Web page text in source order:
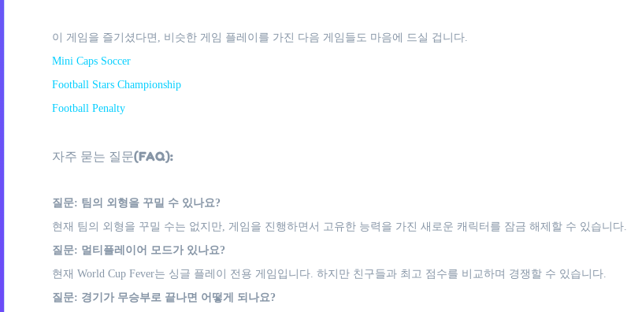
이 게임을 즐기셨다면, 비슷한 게임 플레이를 가진 다음 게임들도 마음에 드실 겁니다.
Mini Caps Soccer
Football Stars Championship
Football Penalty
자주 묻는 질문(FAQ):
질문: 팀의 외형을 꾸밀 수 있나요?
현재 팀의 외형을 꾸밀 수는 없지만, 게임을 진행하면서 고유한 능력을 가진 새로운 캐릭터를 잠금 해제할 수 있습니다.
질문: 멀티플레이어 모드가 있나요?
현재 World Cup Fever는 싱글 플레이 전용 게임입니다. 하지만 친구들과 최고 점수를 비교하며 경쟁할 수 있습니다.
질문: 경기가 무승부로 끝나면 어떻게 되나요?